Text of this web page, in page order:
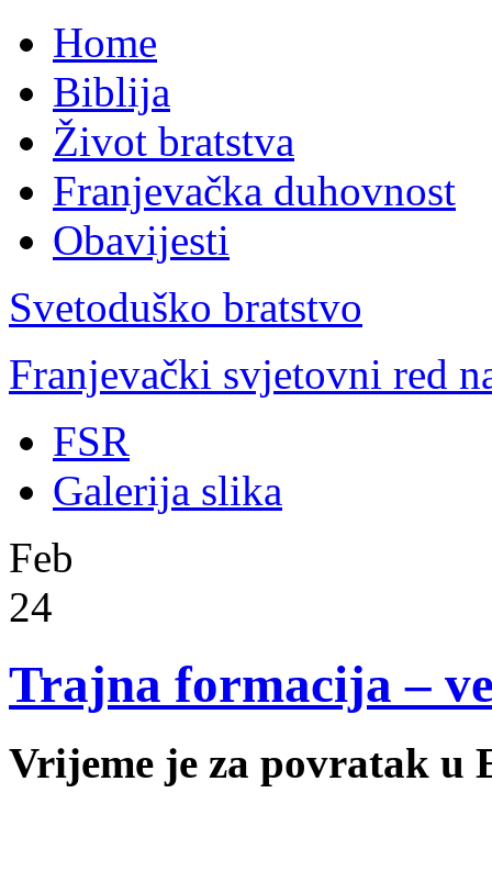
Home
Biblija
Život bratstva
Franjevačka duhovnost
Obavijesti
Svetoduško bratstvo
Franjevački svjetovni red
FSR
Galerija slika
Feb
24
Trajna formacija –
Vrijeme je za povratak u